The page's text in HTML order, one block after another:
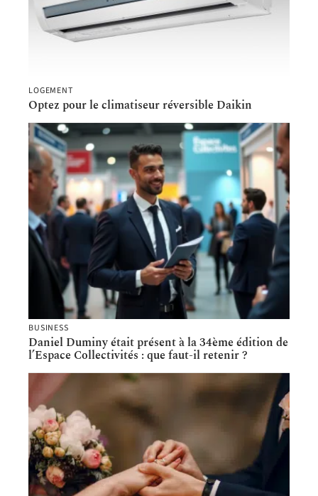
LOGEMENT
Optez pour le climatiseur réversible Daikin
BUSINESS
Daniel Duminy était présent à la 34ème édition de
l’Espace Collectivités : que faut-il retenir ?